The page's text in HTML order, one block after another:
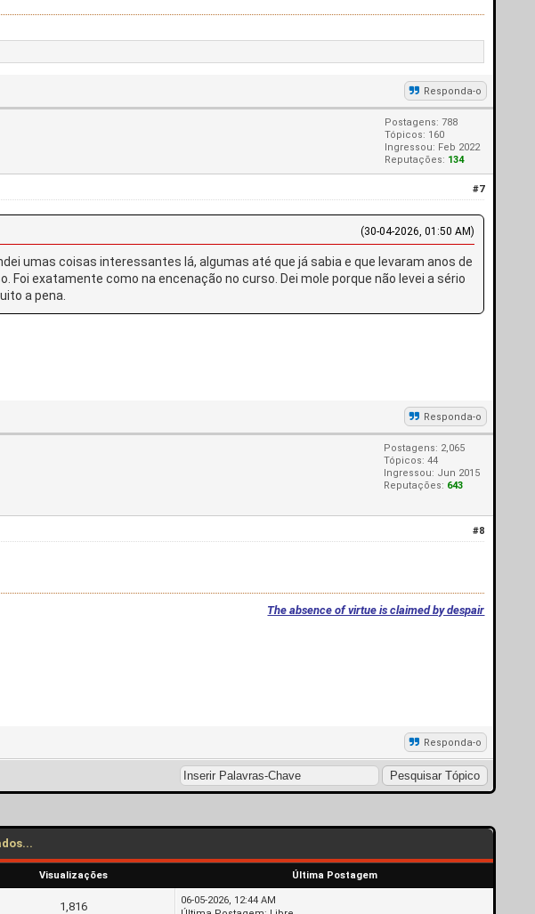
Responda-o
Postagens: 788
Tópicos: 160
Ingressou: Feb 2022
Reputações: 134
#7
(30-04-2026, 01:50 AM)
umas coisas interessantes lá, algumas até que já sabia e que levaram anos de
exatamente como na encenação no curso. Dei mole porque não levei a sério
a pena.
Responda-o
Postagens: 2,065
Tópicos: 44
Ingressou: Jun 2015
Reputações: 643
#8
The absence of virtue is claimed by despair
Responda-o
Visualizações Última Postagem
1,816
06-05-2026, 12:44 AM